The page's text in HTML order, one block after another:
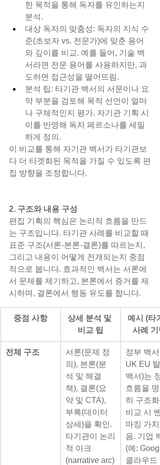
한 목적을 통해 독자를 유인하는지
분석.
대상 독자의 맞춤성: 독자의 지식 수
준(초보자 vs. 전문가)에 맞춘 용어
와 깊이를 비교. 예를 들어, 기술 백
서라면 전문 용어를 사용하지만, 과
도하면 접근성을 떨어뜨림.
분석 팁: 타기관 백서의 서문이나 요
약 부분을 검토해 목적 선언이 얼마
나 구체적인지 평가. 자기관 기획 시
이를 반영해 독자 페르소나를 세밀
하게 정의.
이 비교를 통해 자기관 백서가 타기관보
다 더 타겟화된 목적을 가질 수 있도록 편
집 방향을 조정합니다.
2. 구조와 내용 구성
편집 기획의 핵심은 논리적 흐름을 만드
는 구조입니다. 타기관 사례를 비교할 때
표준 구조(서론-본론-결론)를 따르는지,
그리고 내용이 어떻게 전개되는지 중점
적으로 봅니다. 효과적인 백서는 서론에
서 문제를 제기하고, 본론에서 증거를 제
시하며, 결론에서 행동 유도를 합니다.
중점 사항
상세 분석 및
비교 팁
예시 (타
사례 기
전체 구조
서론(문제 정
의), 본론(분
석 및 해결
책), 결론(요
약 및 CTA),
부록(데이터
상세)을 확인.
타기관이 논리
적 아크
(narrative arc)
정부 백서
UK EU
백서)는
흐름을 명
히 구조화
비교 시 벤
마킹 가치
음. 기업
(예:
클라우드